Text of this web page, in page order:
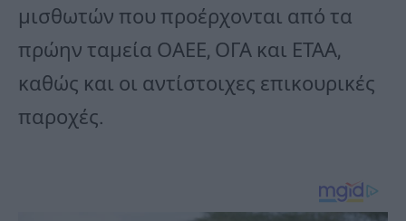
μισθωτών που προέρχονται από τα
πρώην ταμεία ΟΑΕΕ, ΟΓΑ και ΕΤΑΑ,
καθώς και οι αντίστοιχες επικουρικές
παροχές.